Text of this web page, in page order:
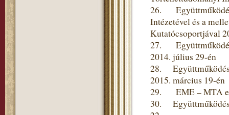
26.
Intézetével és a
Kutatócsoportjával
27.
2014. július 29-én
28. Együttműködési
2015. március 19-én
29. EME – MTA
30. Együttműködési